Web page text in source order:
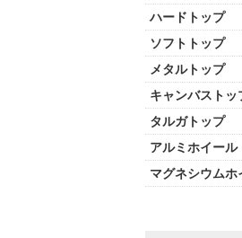
ハードトップ
ソフトトップ
メタルトップ
キャンバストッ
タルガトップ
アルミホイール
マグネシウムホ